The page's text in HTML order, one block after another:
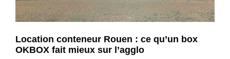
Location conteneur Rouen : ce qu’un box
OKBOX fait mieux sur l’agglo